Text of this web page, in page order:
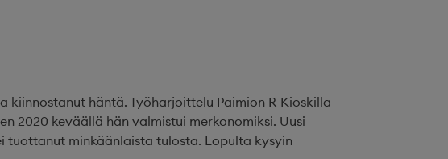
häntä. Työharjoittelu Paimion R-Kioskilla
2020 keväällä hän valmistui merkonomiksi. Uusi
tuottanut minkäänlaista tulosta. Lopulta kysyin